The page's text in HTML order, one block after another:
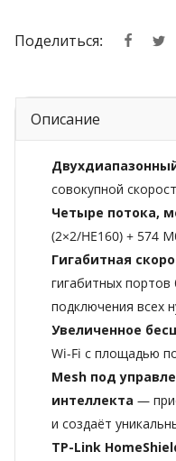
Поделиться:
Описание
совокупной
Четыре потока,
(2×2/HE160) + 574
Гигабитная
гигабитных
подключения всех
Увеличенное
Wi-Fi с площадью
Mesh под
интеллекта —
и создаёт
TP-Link